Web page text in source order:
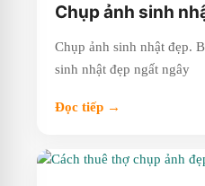
Chụp ảnh sinh
Chụp ảnh sinh nhật đẹp.
sinh nhật đẹp ngất ngây
Đọc tiếp →